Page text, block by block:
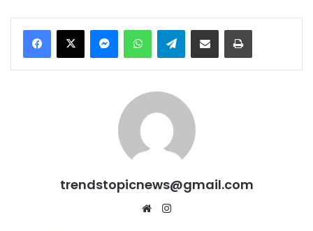
MessengerWhatsAppTelegramShare via Email Print
trendstopicnews@gmail.com
Website